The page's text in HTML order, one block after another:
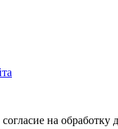
на обработку